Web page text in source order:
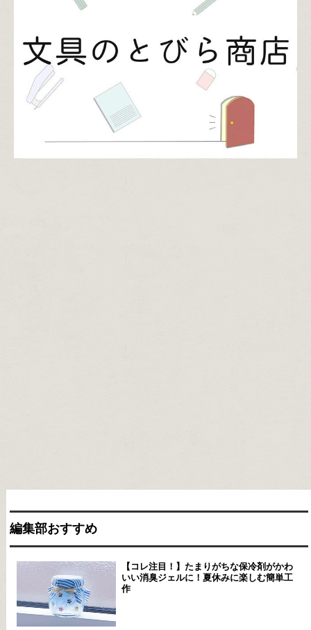
編集部おすすめ
【コレ注目！】たまりがちな保冷剤がかわ
いい消臭ジェルに！夏休みに楽しむ簡単工
作